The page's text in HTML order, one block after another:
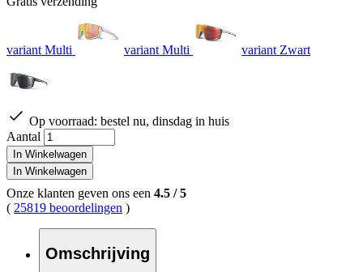
variant Multi variant Multi variant Zwart
Op voorraad: bestel nu, dinsdag in huis
Aantal
In Winkelwagen
In Winkelwagen
Onze klanten geven ons een 4.5 /5
( 25819 beoordelingen )
Omschrijving